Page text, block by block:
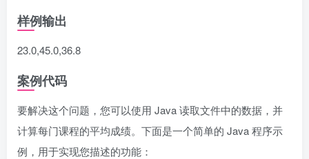
样例输出
23.0,45.0,36.8
案例代码
要解决这个问题，您可以使用 Java 读取文件中的数据，并
计算每门课程的平均成绩。下面是一个简单的 Java 程序示
例，用于实现您描述的功能：